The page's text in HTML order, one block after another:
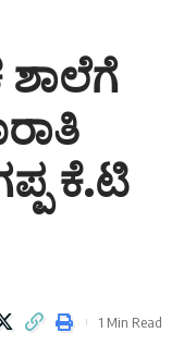
ಕೆ.ಟಿ
1 Min Read